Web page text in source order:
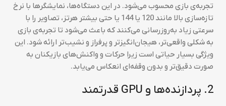
تجربه‌ی بازی محسوب می‌شود. در این دستگاه‌ها، نمایشگرها با نرخ
تازه‌سازی بالا مانند 120 یا 144 یا حتی بیشتر هرتز، تصاویر را با
سرعتی زیاد به‌روزرسانی می‌کنند که باعث می‌شود تا تجربه‌ی بازی
به شکلی واقعی‌تر، هیجان‌انگیزتر و پرفراز و نشیب‌تر ارائه شود. این
ویژگی بسیار حیاتی است زیرا حرکات و واکنش‌های بازیکنان به
صورت دقیق‌تر و بدون وقفه‌ای انعکاس می‌یابد.
2. پردازنده‌ها و GPU قدرتمند